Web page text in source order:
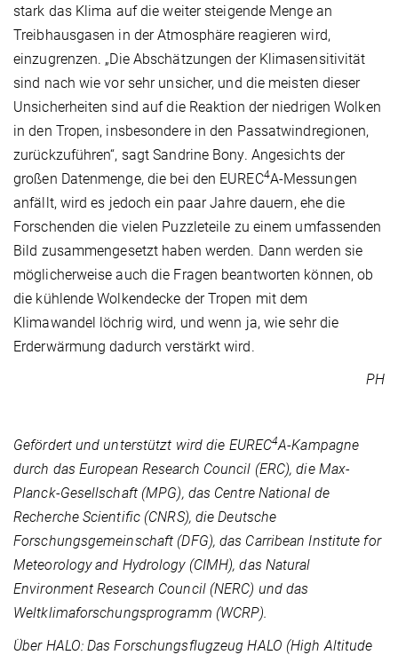
stark das Klima auf die weiter steigende Menge an
Treibhausgasen in der Atmosphäre reagieren wird,
einzugrenzen. „Die Abschätzungen der Klimasensitivität
sind nach wie vor sehr unsicher, und die meisten dieser
Unsicherheiten sind auf die Reaktion der niedrigen Wolken
in den Tropen, insbesondere in den Passatwindregionen,
zurückzuführen“, sagt Sandrine Bony. Angesichts der
großen Datenmenge, die bei den EUREC4A-Messungen
anfällt, wird es jedoch ein paar Jahre dauern, ehe die
Forschenden die vielen Puzzleteile zu einem umfassenden
Bild zusammengesetzt haben werden. Dann werden sie
möglicherweise auch die Fragen beantworten können, ob
die kühlende Wolkendecke der Tropen mit dem
Klimawandel löchrig wird, und wenn ja, wie sehr die
Erderwärmung dadurch verstärkt wird.
PH
Gefördert und unterstützt wird die EUREC4A-Kampagne
durch das European Research Council (ERC), die Max-
Planck-Gesellschaft (MPG), das Centre National de
Recherche Scientific (CNRS), die Deutsche
Forschungsgemeinschaft (DFG), das Carribean Institute for
Meteorology and Hydrology (CIMH), das Natural
Environment Research Council (NERC) und das
Weltklimaforschungsprogramm (WCRP).
Über HALO: Das Forschungsflugzeug HALO (High Altitude